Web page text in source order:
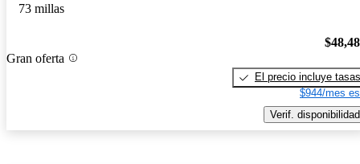
73 millas
Gran oferta
El precio incluye tasas
$944/mes
Verif. disponibilidad